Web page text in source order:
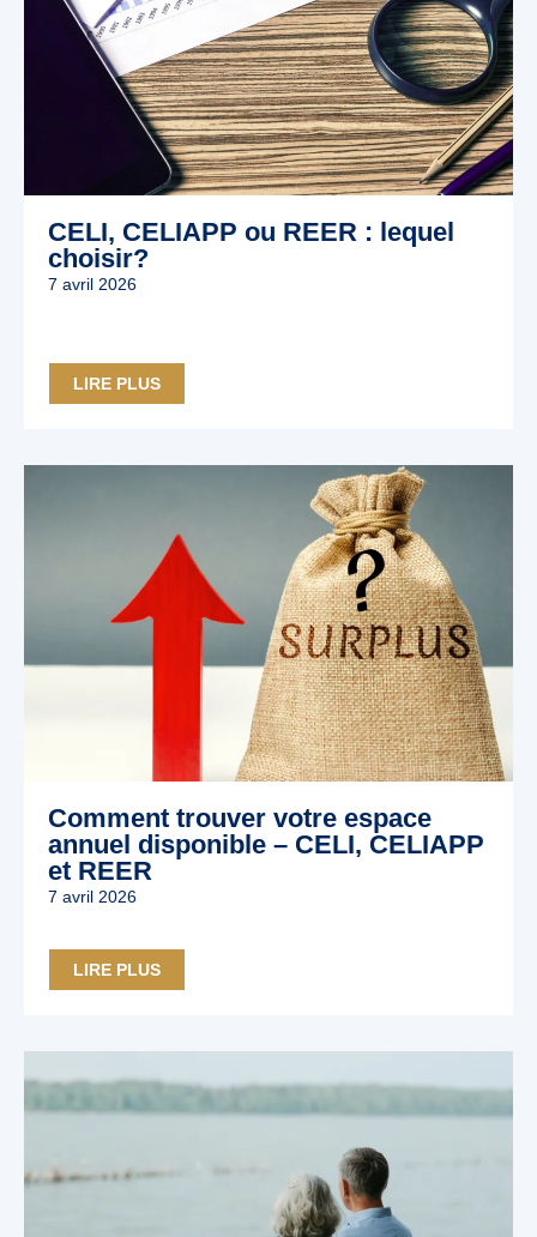
CELI, CELIAPP ou REER : lequel
choisir?
7 avril 2026
LIRE PLUS
Comment trouver votre espace
annuel disponible – CELI, CELIAPP
et REER
7 avril 2026
LIRE PLUS